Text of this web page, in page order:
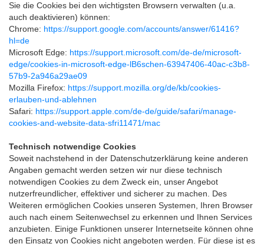
Sie die Cookies bei den wichtigsten Browsern verwalten (u.a.
auch deaktivieren) können:
Chrome: https://support.google.com/accounts/answer/61416?
hl=de
Microsoft Edge: https://support.microsoft.com/de-de/microsoft-
edge/cookies-in-microsoft-edge-lB6schen-63947406-40ac-c3b8-
57b9-2a946a29ae09
Mozilla Firefox: https://support.mozilla.org/de/kb/cookies-
erlauben-und-ablehnen
Safari: https://support.apple.com/de-de/guide/safari/manage-
cookies-and-website-data-sfri11471/mac
Technisch notwendige Cookies
Soweit nachstehend in der Datenschutzerklärung keine anderen
Angaben gemacht werden setzen wir nur diese technisch
notwendigen Cookies zu dem Zweck ein, unser Angebot
nutzerfreundlicher, effektiver und sicherer zu machen. Des
Weiteren ermöglichen Cookies unseren Systemen, Ihren Browser
auch nach einem Seitenwechsel zu erkennen und Ihnen Services
anzubieten. Einige Funktionen unserer Internetseite können ohne
den Einsatz von Cookies nicht angeboten werden. Für diese ist es